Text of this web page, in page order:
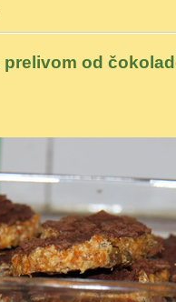
od